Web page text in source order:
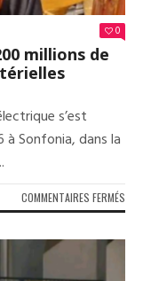
0
millions de
s’est
à Sonfonia, dans la
COMMENTAIRES FERMÉS